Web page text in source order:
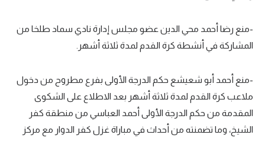
-منع رضا أحمد محي الدين عضو مجلس إدارة نادي سماد طلخا من
المشاركة في أنشطة كرة القدم لمدة ثلاثة أشهر.
-منع أحمد أبو شعيشع حكم الدرجة الأولى بفرع مطروح من دخول
ملاعب كرة القدم لمدة ثلاثة أشهر بعد الاطلاع على الشكوى
المقدمة من حكم الدرجة الأولى أحمد العباسي من منطقة كفر
الشيخ، وما تضمنته من أحداث في مباراة غزل كفر الدوار مع مركز